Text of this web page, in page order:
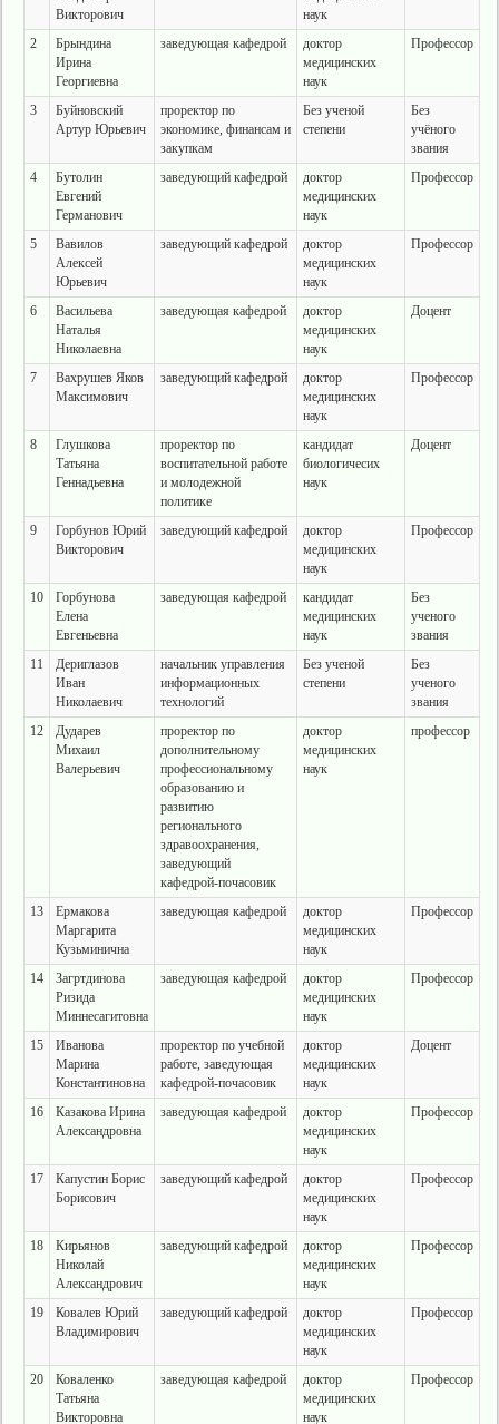
Викторович
наук
2
Брындина
Ирина
Георгиевна
заведующая кафедрой
доктор
медицинских
наук
Профессор
3
Буйновский
Артур Юрьевич
проректор по
экономике, финансам и
закупкам
Без ученой
степени
Без
учёного
звания
4
Бутолин
Евгений
Германович
заведующий кафедрой
доктор
медицинских
наук
Профессор
5
Вавилов
Алексей
Юрьевич
заведующий кафедрой
доктор
медицинских
наук
Профессор
6
Васильева
Наталья
Николаевна
заведующая кафедрой
доктор
медицинских
наук
Доцент
7
Вахрушев Яков
Максимович
заведующий кафедрой
доктор
медицинских
наук
Профессор
8
Глушкова
Татьяна
Геннадьевна
проректор по
воспитательной работе
и молодежной
политике
кандидат
биологичесих
наук
Доцент
9
Горбунов Юрий
Викторович
заведующий кафедрой
доктор
медицинских
наук
Профессор
10
Горбунова
Елена
Евгеньевна
заведующая кафедрой
кандидат
медицинских
наук
Без
ученого
звания
11
Дериглазов
Иван
Николаевич
начальник управления
информационных
технологий
Без ученой
степени
Без
ученого
звания
12
Дударев
Михаил
Валерьевич
проректор по
дополнительному
профессиональному
образованию и
развитию
регионального
здравоохранения,
заведующий
кафедрой-почасовик
доктор
медицинских
наук
профессор
13
Ермакова
Маргарита
Кузьминична
заведующая кафедрой
доктор
медицинских
наук
Профессор
14
Загртдинова
Ризида
Миннесагитовна
заведующая кафедрой
доктор
медицинских
наук
Профессор
15
Иванова
Марина
Константиновна
проректор по учебной
работе, заведующая
кафедрой-почасовик
доктор
медицинских
наук
Доцент
16
Казакова Ирина
Александровна
заведующая кафедрой
доктор
медицинских
наук
Профессор
17
Капустин Борис
Борисович
заведующий кафедрой
доктор
медицинских
наук
Профессор
18
Кирьянов
Николай
Александрович
заведующий кафедрой
доктор
медицинских
наук
Профессор
19
Ковалев Юрий
Владимирович
заведующий кафедрой
доктор
медицинских
наук
Профессор
20
Коваленко
Татьяна
Викторовна
заведующая кафедрой
доктор
медицинских
наук
Профессор